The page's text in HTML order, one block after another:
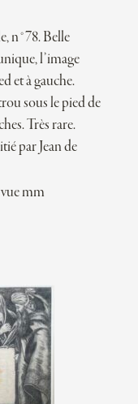
n°78. Belle
l’image
et à gauche.
sous le pied de
Très rare.
par Jean de
mm